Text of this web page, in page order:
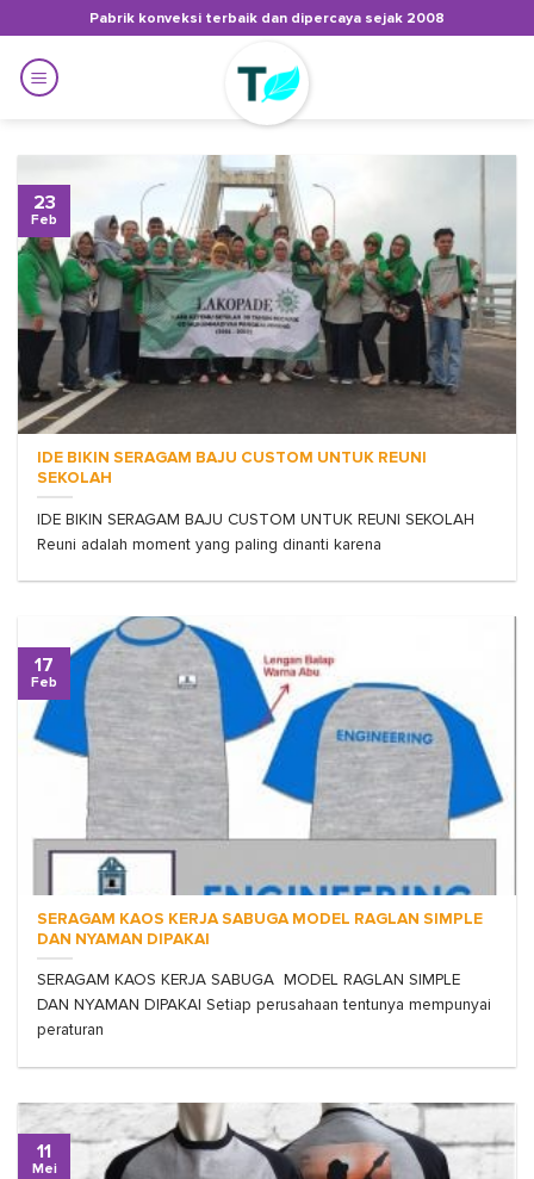
to
content
Pabrik konveksi terbaik dan dipercaya sejak 2008
IDE BIKIN SERAGAM BAJU CUSTOM UNTUK REUNI
SEKOLAH
IDE BIKIN SERAGAM BAJU CUSTOM UNTUK REUNI SEKOLAH
Reuni adalah moment yang paling dinanti karena
23
Feb
SERAGAM KAOS KERJA SABUGA MODEL RAGLAN SIMPLE
DAN NYAMAN DIPAKAI
SERAGAM KAOS KERJA SABUGA MODEL RAGLAN SIMPLE
DAN NYAMAN DIPAKAI Setiap perusahaan tentunya mempunyai
peraturan
17
Feb
11
Mei